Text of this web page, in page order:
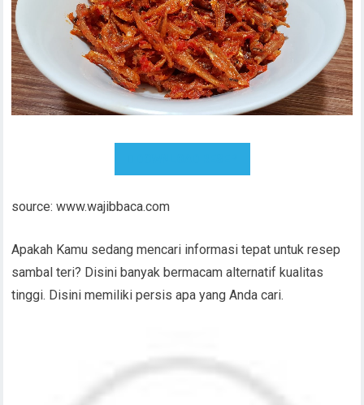
source: www.wajibbaca.com
Apakah Kamu sedang mencari informasi tepat untuk resep
sambal teri? Disini banyak bermacam alternatif kualitas
tinggi. Disini memiliki persis apa yang Anda cari.